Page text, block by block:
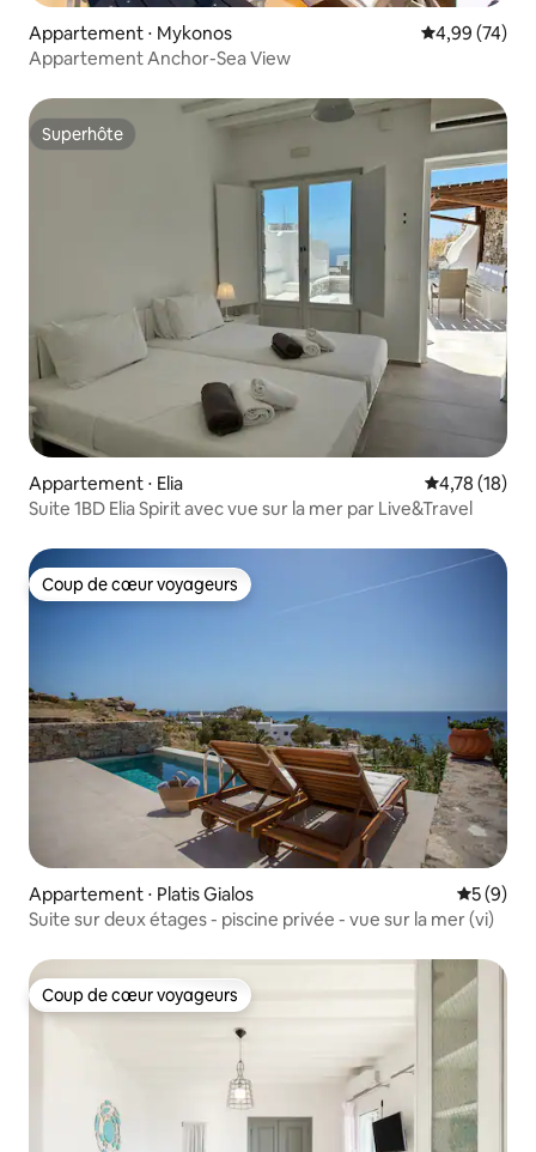
Appartement ⋅ Mykonos Évaluation
4,99 (74)
Appartement Anchor-Sea View
Superhôte
Superhôte
Appartement ⋅ Elia Évaluation
4,78 (18)
Suite 1BD Elia Spirit avec vue sur la mer par Live&Travel
Coup de cœur voyageurs
Coup de cœur voyageurs
Appartement ⋅ Platis Gialos
5 (9)
Suite sur deux étages - piscine privée - vue sur la mer (vi)
Coup de cœur voyageurs
Coup de cœur voyageurs